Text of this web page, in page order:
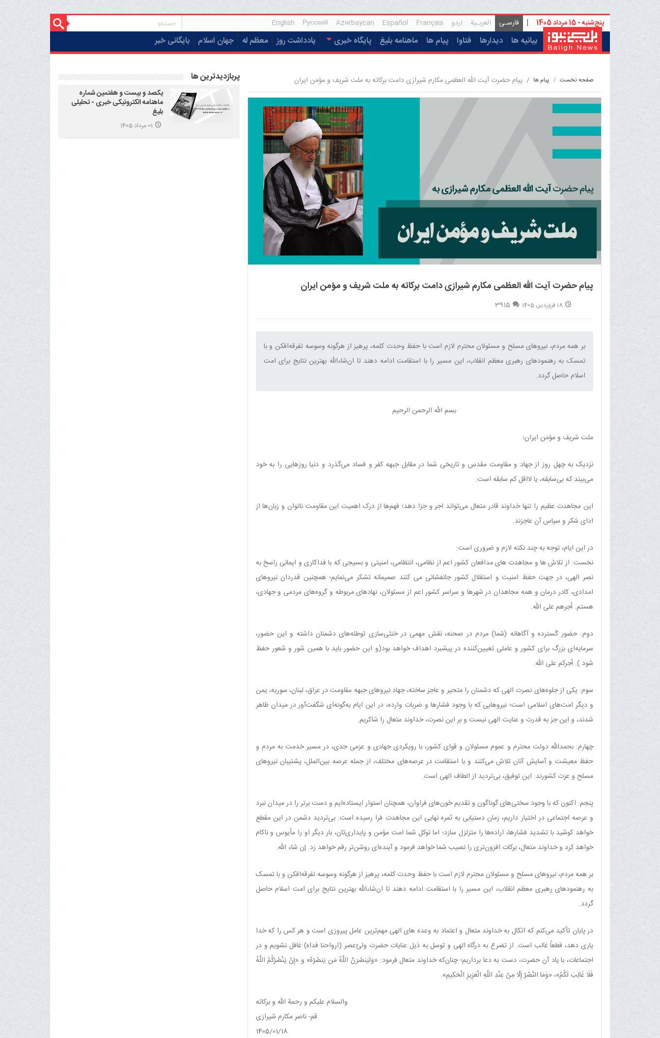
پنج‌شنبه - 15 مرداد 1405 | فارسـی العربـیة اردو Français
Español
Azərbaycan
Русский
English
بیانیه ها دیدارها فتاوا پیام ها ماهنامه بلیغ پایگاه خبری یادداشت روز معظم له جهان اسلام بایگانی خبر
صفحه نخست پیام ها پیام حضرت آیت الله العظمی مکارم شیرازی دامت برکاته به ملت شریف و مؤمن ایران
پیام حضرت آیت الله العظمی مکارم شیرازی دامت برکاته به ملت شریف و مؤمن ایران
18 فروردین 1405 3915
بر همه مردم، نیروهای مسلح و مسئولان محترم لازم است با حفظ وحدت کلمه، پرهیز از هرگونه وسوسه تفرقه‌افکن و با
تمسک به رهنمودهای رهبری معظم انقلاب، این مسیر را با استقامت ادامه دهند تا ان‌شاءالله بهترین نتایج برای امت
اسلام حاصل گردد.‌
بسم الله الرحمن الرحیم
ملت شریف و مؤمن ایران؛
نزدیک به چهل روز از جهاد و مقاومت مقدس و تاریخی شما در مقابل جبهه کفر و فساد می‌گذرد و دنیا روزهایی را به خود
می‌بیند که بی‌سابقه، یا لااقل کم سابقه است.
این مجاهدت عظیم را تنها خداوند قادر متعال می‌تواند اجر و جزا دهد؛ فهم‌ها از درک اهمیت این مقاومت ناتوان و زبان‌ها از
ادای شکر و سپاس آن عاجزند.
در این ایام، توجه به چند نکته لازم و ضروری است:
نخست: از تلاش ها و مجاهدت های مدافعان کشور اعم از نظامی، انتظامی، امنیتی و بسیجی که با فداکاری و ایمانی راسخ به
نصر الهی، در جهت حفظ امنیت و استقلال کشور جانفشانی می کنند صمیمانه تشکر می‌نمایم؛ همچنین قدردان نیروهای
امدادی، کادر درمان و همه مجاهدان در شهرها و سراسر کشور اعم از مسئولان، نهادهای مربوطه و گروه‌های مردمی و جهادی،
هستم. أجرهم علی الله.
دوم: حضور گسترده و آگاهانه (شما) مردم در صحنه، نقش مهمی در خنثی‌سازی توطئه‌های دشمنان داشته و این حضور،
سرمایه‌ای بزرگ برای کشور و عاملی تعیین‌کننده در پیشبرد اهداف خواهد بود(و این حضور باید با همین شور و شعور حفظ
شود ). أجرکم علی الله.
سوم: یکی از جلوه‌های نصرت الهی که دشمنان را متحیر و عاجز ساخته، جهاد نیروهای جبهه مقاومت در عراق، لبنان، سوریه، یمن
و دیگر امت‌های اسلامی است؛ نیروهایی که با وجود فشارها و ضربات وارده، در این ایام به‌گونه‌ای شگفت‌آور در میدان ظاهر
شدند، و این جز به قدرت و عنایت الهی نیست و بر این نصرت، خداوند متعال را شاکریم.
چهارم: بحمدالله دولت محترم و عموم مسئولان و قوای کشور، با رویکردی جهادی و عزمی جدی، در مسیر خدمت به مردم و
حفظ معیشت و آسایش آنان تلاش می‌کنند و با استقامت در عرصه‌های مختلف، از جمله عرصه بین‌الملل، پشتیبان نیروهای
مسلح و عزت کشورند. این توفیق، بی‌تردید از الطاف الهی است.
پنجم: اکنون که با وجود سختی‌های گوناگون و تقدیم خون‌های فراوان، همچنان استوار ایستاده‌ایم و دست برتر را در میدان نبرد
و عرصه اجتماعی در اختیار داریم، زمان دستیابی به ثمره نهایی این مجاهدت فرا رسیده است. بی‌تردید دشمن در این مقطع
خواهد کوشید با تشدید فشارها، اراده‌ها را متزلزل سازد؛ اما توکل شما امت مؤمن و پایداری‌تان، بار دیگر او را مأیوس و ناکام
خواهد کرد و خداوند متعال، برکات افزون‌تری را نصیب شما خواهد فرمود و آینده‌ای روشن‌تر رقم خواهد زد. إن شاء الله.
بر همه مردم، نیروهای مسلح و مسئولان محترم لازم است با حفظ وحدت کلمه، پرهیز از هرگونه وسوسه تفرقه‌افکن و با تمسک
به رهنمودهای رهبری معظم انقلاب، این مسیر را با استقامت ادامه دهند تا ان‌شاءالله بهترین نتایج برای امت اسلام حاصل
گردد.
در پایان تأکید می‌کنم که اتکال به خداوند متعال و اعتماد به وعده های الهی مهم‌ترین عامل پیروزی است و هر کس را که خدا
یاری دهد، قطعاً غالب است. از تضرع به درگاه الهی و توسل به ذیل عنایات حضرت ولیّ‌عصر (ارواحنا فداه) غافل نشویم و در
اجتماعات، با یاد آن حضرت، دست به دعا برداریم؛ چنان‌که خداوند متعال فرمود: «وَلَيَنصُرَنَّ اللَّهُ مَن يَنصُرُهُ» و «إِنْ يَنْصُرْكُمُ اللَّهُ
فَلَا غَالِبَ لَكُمْ»، «وَمَا النَّصْرُ إِلَّا مِنْ عِنْدِ اللَّهِ الْعَزِيزِ الْحَكِيمِ».
والسلام علیکم و رحمة الله و برکاته
قم- ناصر مکارم شیرازی
1405/01/18
پربازدیدترین ها
یکصد و بیست و هفتمین شماره
ماهنامه الکترونیکی خبری - تحلیلی
بلیغ
01 مرداد 1405